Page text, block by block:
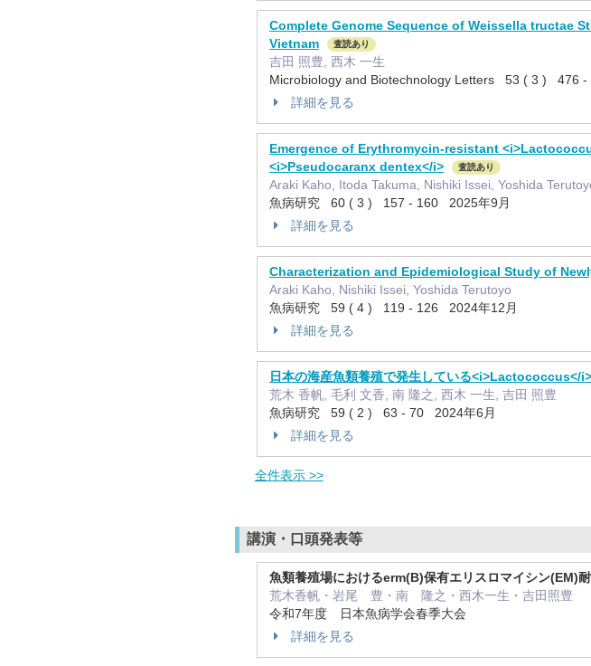
Complete Genome Sequence of Weissella tructae
Vietnam
査読あり
吉田 照豊, 西木 一生
Microbiology and Biotechnology Letters 53 ( 3 ) 476
詳細を見る
Emergence of Erythromycin-resistant
<i>Pseudocaranx dentex</i>
査読あり
Araki Kaho, Itoda Takuma, Nishiki Issei, Yoshida
魚病研究 60 ( 3 ) 157 - 160 2025年9月
詳細を見る
Characterization and Epidemiological Study of
Araki Kaho, Nishiki Issei, Yoshida Terutoyo
魚病研究 59 ( 4 ) 119 - 126 2024年12月
詳細を見る
日本の海産魚類養殖で発生している<i>Lactococcus</
荒木 香帆, 毛利 文香, 南 隆之, 西木 一生, 吉田 照豊
魚病研究 59 ( 2 ) 63 - 70 2024年6月
詳細を見る
全件表示 >>
講演・口頭発表等
魚類養殖場におけるerm(B)保有エリスロマイシン(EM)
荒木香帆・岩尾 豊・南 隆之・西木一生・吉田照豊
令和7年度 日本魚病学会春季大会
詳細を見る